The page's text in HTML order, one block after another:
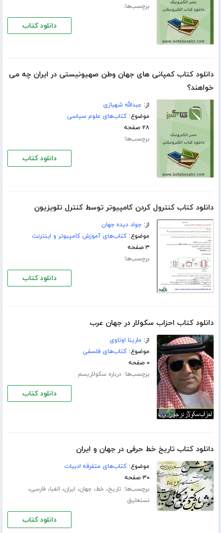
برچسب‌ها:
دانلود کتاب
دانلود کتاب کمپانی های جهان وطن صهیونیستی در ایران چه می
خواهند؟
از: عبدالله شهبازی
موضوع:کتاب‌های علوم سیاسی
۲۸ صفحه
برچسب‌ها:
دانلود کتاب
دانلود کتاب کنترول کردن کامپیوتر توسط کنترل تلویزیون
از:جواد دیده جهان
موضوع:کتاب‌های آموزش کامپیوتر و اینترنت
۳ صفحه
برچسب‌ها:
دانلود کتاب
دانلود کتاب احزاب سکولار در جهان عرب
از: مارینا اوتاوی
موضوع:کتاب‌های فلسفی
۰ صفحه
برچسب‌ها:درباره سکولاریسم
دانلود کتاب
دانلود کتاب تاریخ خط حرفی در جهان و ایران
موضوع:کتاب‌های متفرقه ادبیات
۳۰ صفحه
برچسب‌ها: تاریخ، خط، جهان، ایران، الفبا، فارسی،
نستعلیق
دانلود کتاب